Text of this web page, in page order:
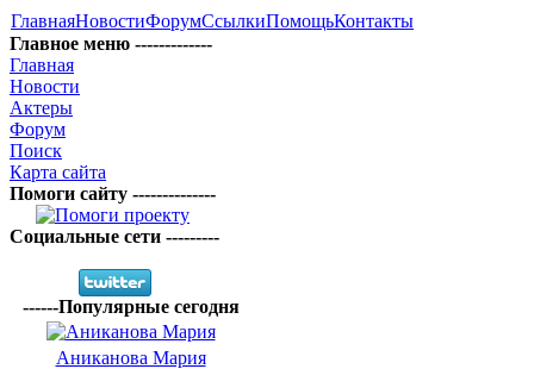
ГлавнаяНовостиФорумСсылкиПомощьКонтакты
Главное меню -------------
Главная
Новости
Актеры
Форум
Поиск
Карта сайта
Помоги сайту --------------
Социальные сети ---------
------Популярные сегодня
Аниканова Мария